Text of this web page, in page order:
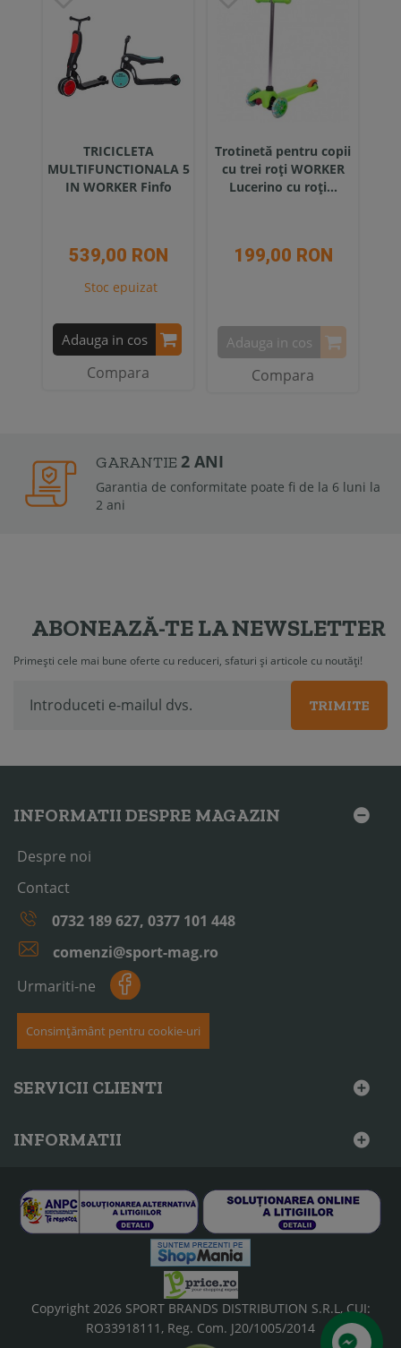
TRICICLETA
MULTIFUNCTIONALA 5
IN WORKER Finfo
539,00 RON
Stoc epuizat
Adauga in cos
Compara
Trotinetă pentru copii
cu trei roți WORKER
Lucerino cu roți...
199,00 RON
Adauga in cos
Compara
GARANTIE 2 ANI
Garantia de conformitate poate fi de la 6 luni la
2 ani
ABONEAZĂ-TE LA NEWSLETTER
Primești cele mai bune oferte cu reduceri, sfaturi și articole cu noutăți!
TRIMITE
INFORMATII DESPRE MAGAZIN
Despre noi
Contact
0732 189 627, 0377 101 448
comenzi@sport-mag.ro
Urmariti-ne
Consimțământ pentru cookie-uri
SERVICII CLIENTI
INFORMATII
Copyright 2026 SPORT BRANDS DISTRIBUTION S.R.L, CUI:
RO33918111, Reg. Com. J20/1005/2014